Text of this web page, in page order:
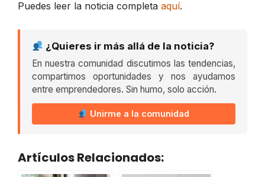
Puedes leer la noticia completa aquí.
¿Quieres ir más allá de la noticia?
En nuestra comunidad discutimos las tendencias,
compartimos oportunidades y nos ayudamos
entre emprendedores. Sin humo, solo acción.
Unirme a la comunidad
Artículos Relacionados: